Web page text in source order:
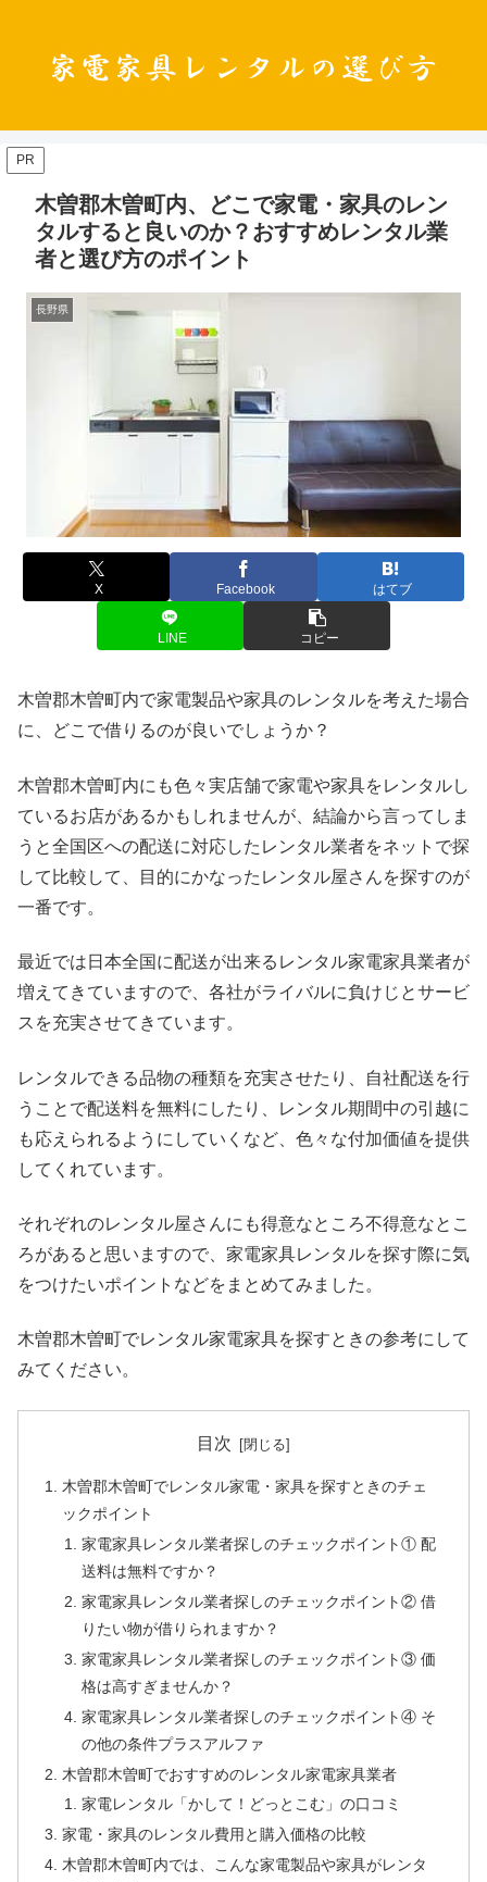
PR
木曽郡木曽町内、どこで家電・家具のレン
タルすると良いのか？おすすめレンタル業
者と選び方のポイント
長野県
X Facebook はてブ
LINE コピー
木曽郡木曽町内で家電製品や家具のレンタルを考えた場合
に、どこで借りるのが良いでしょうか？
木曽郡木曽町内にも色々実店舗で家電や家具をレンタルし
ているお店があるかもしれませんが、結論から言ってしま
うと全国区への配送に対応したレンタル業者をネットで探
して比較して、目的にかなったレンタル屋さんを探すのが
一番です。
最近では日本全国に配送が出来るレンタル家電家具業者が
増えてきていますので、各社がライバルに負けじとサービ
スを充実させてきています。
レンタルできる品物の種類を充実させたり、自社配送を行
うことで配送料を無料にしたり、レンタル期間中の引越に
も応えられるようにしていくなど、色々な付加価値を提供
してくれています。
それぞれのレンタル屋さんにも得意なところ不得意なとこ
ろがあると思いますので、家電家具レンタルを探す際に気
をつけたいポイントなどをまとめてみました。
木曽郡木曽町でレンタル家電家具を探すときの参考にして
みてください。
目次
木曽郡木曽町でレンタル家電・家具を探すときのチェ
ックポイント
家電家具レンタル業者探しのチェックポイント① 配
送料は無料ですか？
家電家具レンタル業者探しのチェックポイント② 借
りたい物が借りられますか？
家電家具レンタル業者探しのチェックポイント③ 価
格は高すぎませんか？
家電家具レンタル業者探しのチェックポイント④ そ
の他の条件プラスアルファ
木曽郡木曽町でおすすめのレンタル家電家具業者
家電レンタル「かして！どっとこむ」の口コミ
家電・家具のレンタル費用と購入価格の比較
木曽郡木曽町内では、こんな家電製品や家具がレンタ